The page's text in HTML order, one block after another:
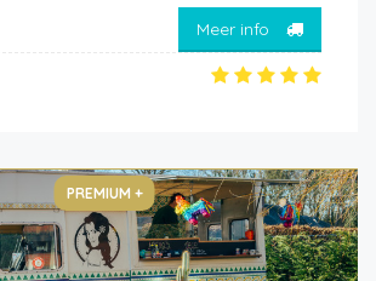
Meer info
PREMIUM +